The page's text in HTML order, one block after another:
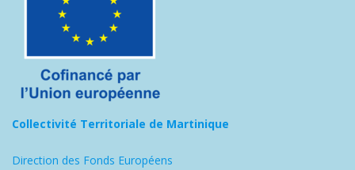
Collectivité Territoriale de Martinique
Direction des Fonds Européens